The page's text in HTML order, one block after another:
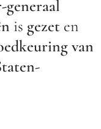
is gezet en
van